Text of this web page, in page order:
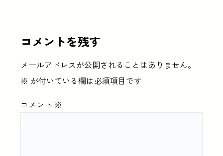
コメントを残す
メールアドレスが公開されることはありません。
※ が付いている欄は必須項目です
コメント ※